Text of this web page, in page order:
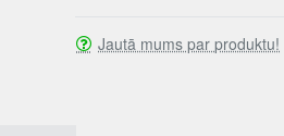
Jautā mums par produktu!